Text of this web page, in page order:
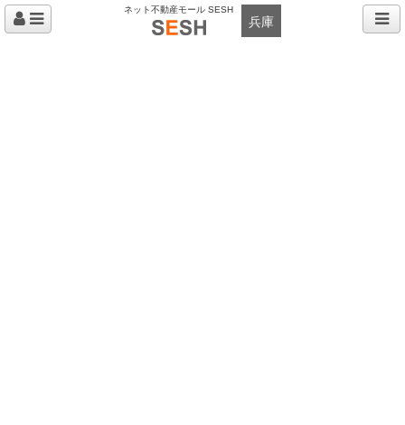
ネット不動産モール SESH
兵庫